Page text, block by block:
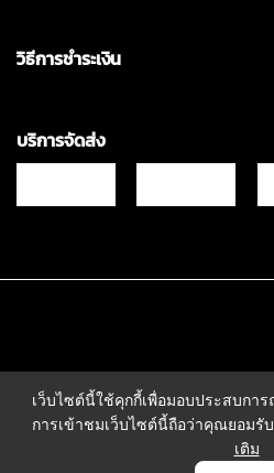
วิธีการชำระเงิน
บริการจัดส่ง
เว็บไซต์นี้ใช้คุกกี้เพื่อมอบประสบกา
การเข้าชมเว็บไซต์นี้ถือว่าคุณยอมรั
เติม